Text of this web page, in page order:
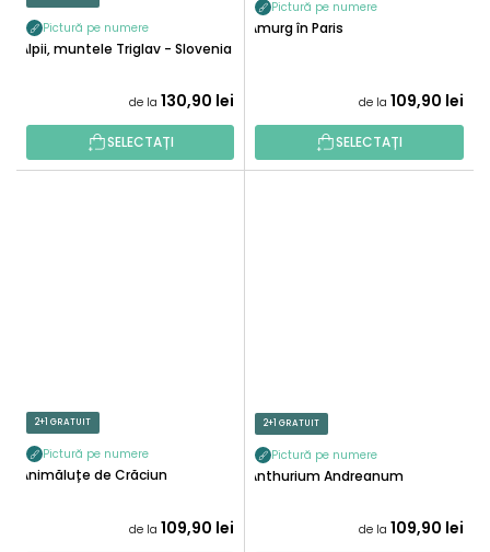
Pictură pe numere
Alpii, muntele Triglav - Slovenia
de la 130,90 lei
SELECTAȚI
Pictură pe numere
Amurg în Paris
de la 109,90 lei
SELECTAȚI
2+1 GRATUIT
Pictură pe numere
Animăluțe de Crăciun
de la 109,90 lei
2+1 GRATUIT
Pictură pe numere
Anthurium Andreanum
de la 109,90 lei